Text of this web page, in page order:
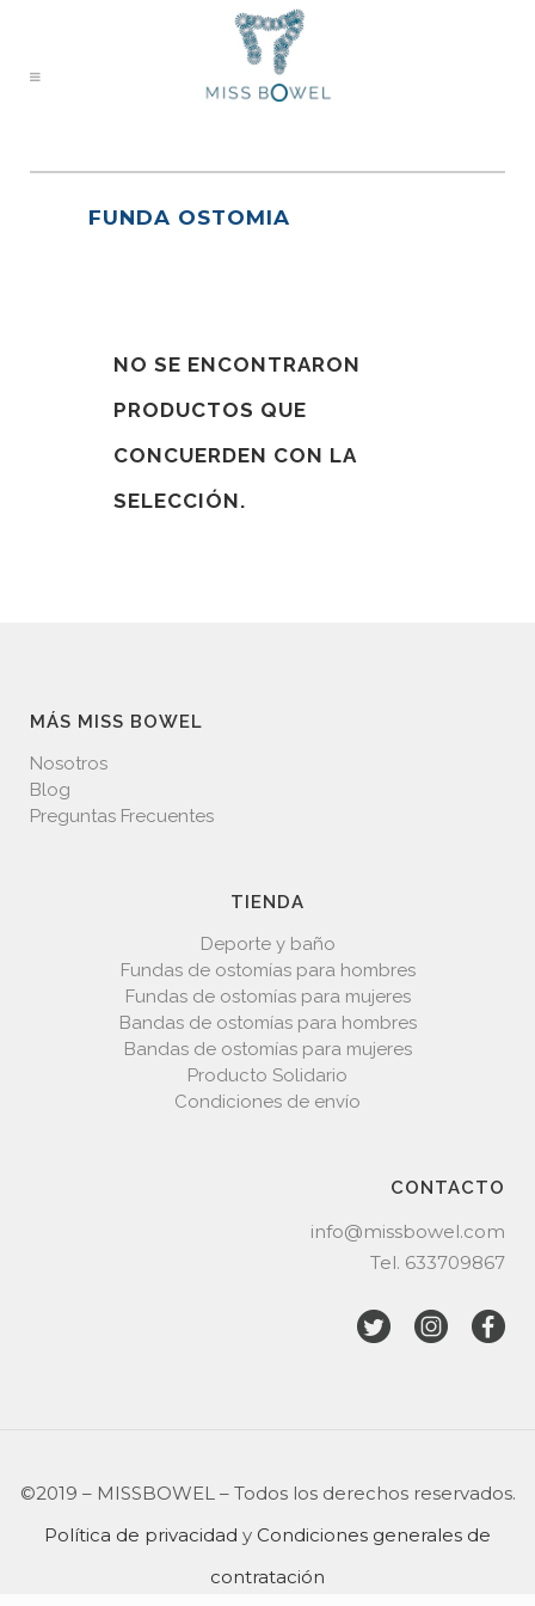
FUNDA OSTOMIA
NO SE ENCONTRARON
PRODUCTOS QUE
CONCUERDEN CON LA
SELECCIÓN.
MÁS MISS BOWEL
Nosotros
Blog
Preguntas Frecuentes
TIENDA
Deporte y baño
Fundas de ostomías para hombres
Fundas de ostomías para mujeres
Bandas de ostomías para hombres
Bandas de ostomías para mujeres
Producto Solidario
Condiciones de envío
CONTACTO
info@missbowel.com
Tel. 633709867
©2019 – MISSBOWEL – Todos los derechos reservados.
Política de privacidad y Condiciones generales de
contratación